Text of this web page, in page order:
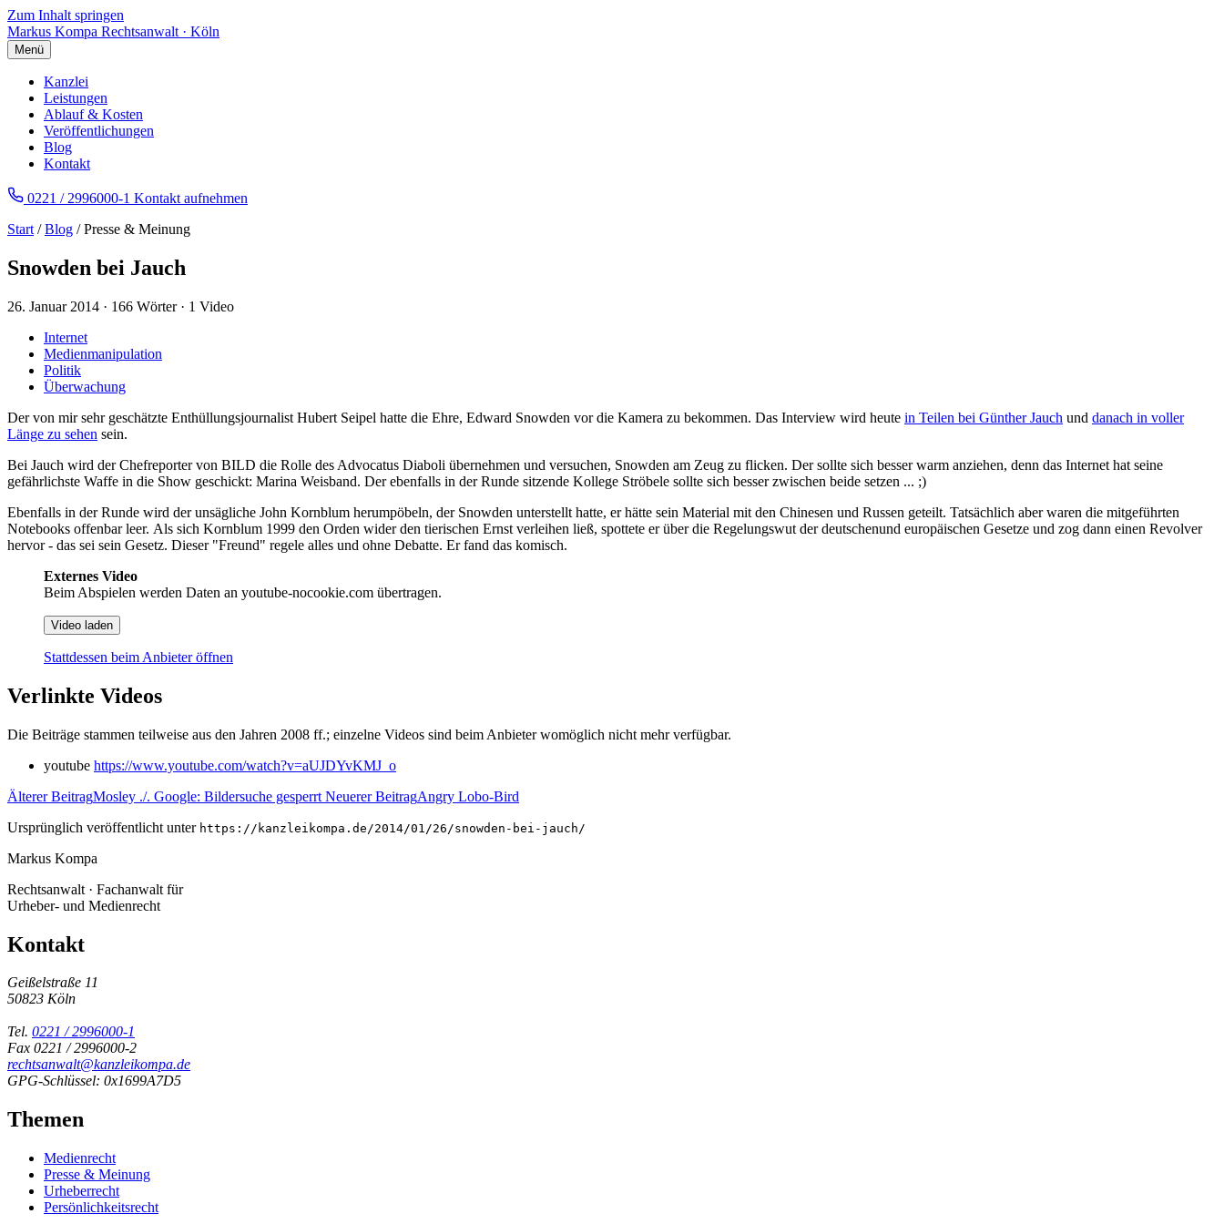
Zum Inhalt springen
Markus Kompa Rechtsanwalt · Köln
Menü
Kanzlei
Leistungen
Ablauf & Kosten
Veröffentlichungen
Blog
Kontakt
0221 / 2996000-1 Kontakt aufnehmen
Start /Blog / Presse & Meinung
Snowden bei Jauch
26. Januar 2014 · 166 Wörter · 1 Video
Internet
Medienmanipulation
Politik
Überwachung
Der von mir sehr geschätzte Enthüllungsjournalist Hubert Seipel hatte die Ehre, Edward Snowden vor die Kamera zu bekommen. Das Interview wird heute in Teilen bei Günther Jauch und danach in voller
Länge zu sehen sein.
Bei Jauch wird der Chefreporter von BILD die Rolle des Advocatus Diaboli übernehmen und versuchen, Snowden am Zeug zu flicken. Der sollte sich besser warm anziehen, denn das Internet hat seine
gefährlichste Waffe in die Show geschickt: Marina Weisband. Der ebenfalls in der Runde sitzende Kollege Ströbele sollte sich besser zwischen beide setzen ... ;)
Ebenfalls in der Runde wird der unsägliche John Kornblum herumpöbeln, der Snowden unterstellt hatte, er hätte sein Material mit den Chinesen und Russen geteilt. Tatsächlich aber waren die mitgeführten
Notebooks offenbar leer. Als sich Kornblum 1999 den Orden wider den tierischen Ernst verleihen ließ, spottete er über die Regelungswut der deutschenund europäischen Gesetze und zog dann einen Revolver
hervor - das sei sein Gesetz. Dieser "Freund" regele alles und ohne Debatte. Er fand das komisch.
Externes Video
Beim Abspielen werden Daten an youtube-nocookie.com übertragen.
Video laden
Stattdessen beim Anbieter öffnen
Verlinkte Videos
Die Beiträge stammen teilweise aus den Jahren 2008 ff.; einzelne Videos sind beim Anbieter womöglich nicht mehr verfügbar.
youtube https://www.youtube.com/watch?v=aUJDYvKMJ_o
Älterer BeitragMosley ./. Google: Bildersuche gesperrt Neuerer BeitragAngry Lobo-Bird
Ursprünglich veröffentlicht unter https://kanzleikompa.de/2014/01/26/snowden-bei-jauch/
Markus Kompa
Rechtsanwalt · Fachanwalt für
Urheber- und Medienrecht
Kontakt
Geißelstraße 11
50823 Köln
Tel. 0221 / 2996000-1
Fax 0221 / 2996000-2
rechtsanwalt@kanzleikompa.de
GPG-Schlüssel: 0x1699A7D5
Themen
Medienrecht
Presse & Meinung
Urheberrecht
Persönlichkeitsrecht